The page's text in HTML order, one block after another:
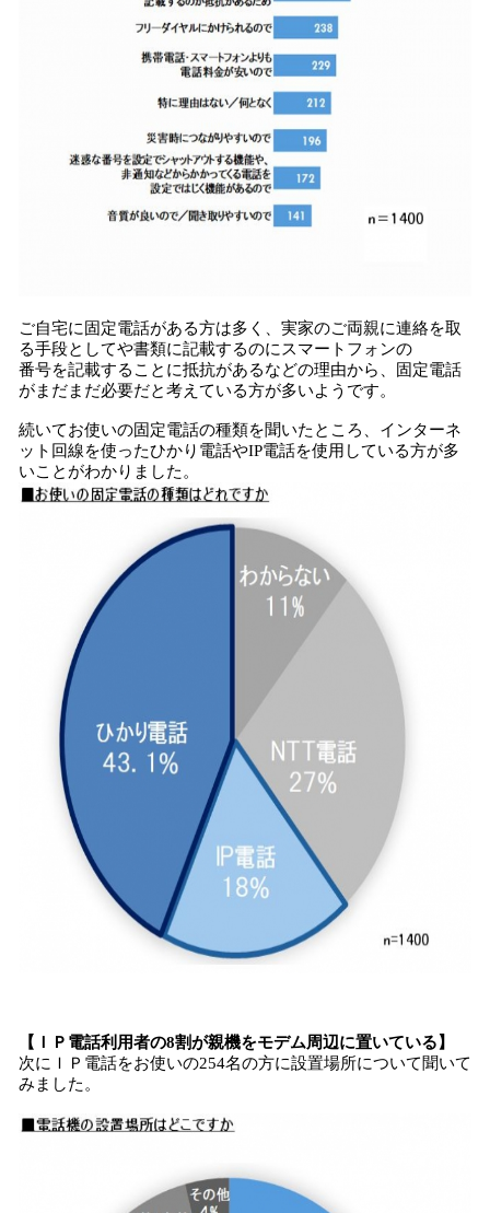
ご自宅に固定電話がある方は多く、実家のご両親に連絡を取
る手段としてや書類に記載するのにスマートフォンの
番号を記載することに抵抗があるなどの理由から、固定電話
がまだまだ必要だと考えている方が多いようです。
続いてお使いの固定電話の種類を聞いたところ、インターネ
ット回線を使ったひかり電話やIP電話を使用している方が多
いことがわかりました。
【ＩＰ電話利用者の8割が親機をモデム周辺に置いている】
次にＩＰ電話をお使いの254名の方に設置場所について聞いて
みました。